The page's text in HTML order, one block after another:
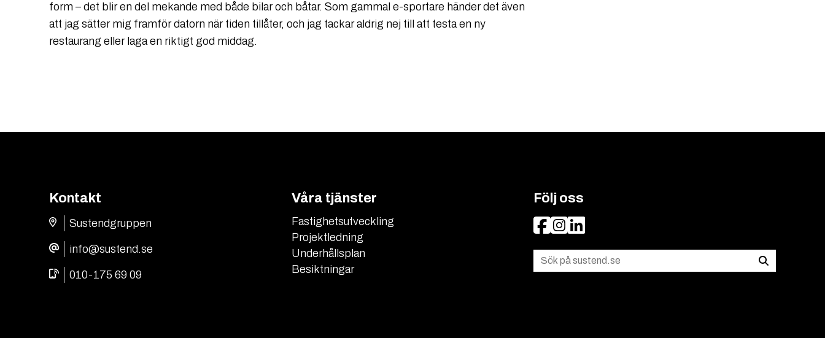
form – det blir en del mekande med både bilar och båtar. Som gammal e-sportare händer det även
att jag sätter mig framför datorn när tiden tillåter, och jag tackar aldrig nej till att testa en ny
restaurang eller laga en riktigt god middag.
Kontakt
Sustendgruppen
info@sustend.se
010-175 69 09
Våra tjänster
Fastighetsutveckling
Projektledning
Underhållsplan
Besiktningar
Följ oss
Facebook Instagram LinkedIn
Sök